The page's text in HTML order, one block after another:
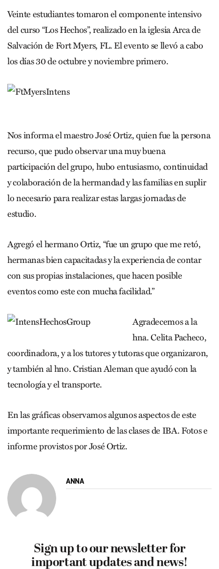
Veinte estudiantes tomaron el componente intensivo
del curso “Los Hechos”, realizado en la iglesia Arca de
Salvación de Fort Myers, FL. El evento se llevó a cabo
los días 30 de octubre y noviembre primero.
Nos informa el maestro José Ortiz, quien fue la persona
recurso, que pudo observar una muy buena
participación del grupo, hubo entusiasmo, continuidad
y colaboración de la hermandad y las familias en suplir
lo necesario para realizar estas largas jornadas de
estudio.
Agregó el hermano Ortiz, “fue un grupo que me retó,
hermanas bien capacitadas y la experiencia de contar
con sus propias instalaciones, que hacen posible
eventos como este con mucha facilidad.”
Agradecemos a la
hna. Celita Pacheco,
coordinadora, y a los tutores y tutoras que organizaron,
y también al hno. Cristian Aleman que ayudó con la
tecnología y el transporte.
En las gráficas observamos algunos aspectos de este
importante requerimiento de las clases de IBA. Fotos e
informe provistos por José Ortiz.
ANNA
Sign up to our newsletter for
important updates and news!